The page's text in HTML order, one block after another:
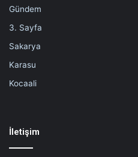
Gündem
3. Sayfa
Sakarya
Karasu
Kocaali
İletişim